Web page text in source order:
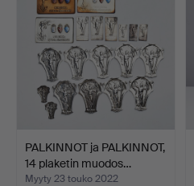
PALKINNOT ja PALKINNOT,
14 plaketin muodos…
Myyty 23 touko 2022